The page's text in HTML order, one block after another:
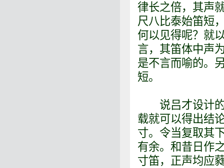
律长之倍，其声
尺八比泰始笛短
何以见得呢？就
言，其笛体中声
是不言而喻的。
短。
说吕才设计的
载就可以得出结
寸。令当复取其
有余。和昔日作
寸笛，正声均应